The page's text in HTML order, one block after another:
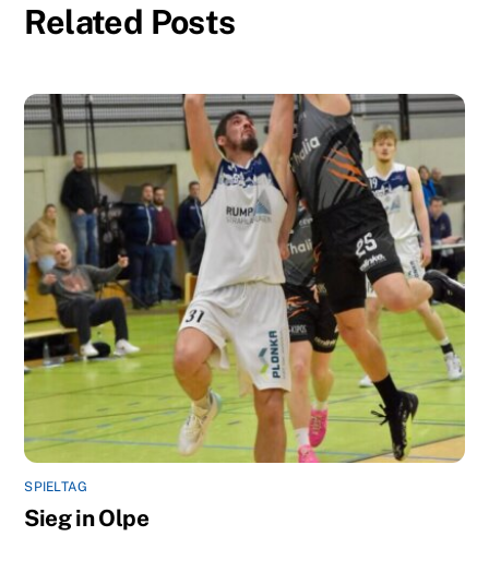
Related Posts
SPIELTAG
Sieg in Olpe